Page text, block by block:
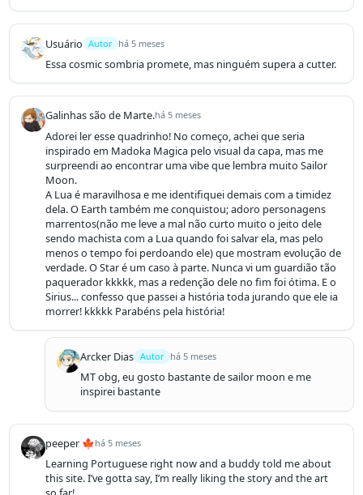
Usuário Autor há 5 meses
Essa cosmic sombria promete, mas ninguém supera a cutter.
Galinhas são de Marte.há 5 meses
Adorei ler esse quadrinho! No começo, achei que seria
inspirado em Madoka Magica pelo visual da capa, mas me
surpreendi ao encontrar uma vibe que lembra muito Sailor
Moon.
A Lua é maravilhosa e me identifiquei demais com a timidez
dela. O Earth também me conquistou; adoro personagens
marrentos(não me leve a mal não curto muito o jeito dele
sendo machista com a Lua quando foi salvar ela, mas pelo
menos o tempo foi perdoando ele) que mostram evolução de
verdade. O Star é um caso à parte. Nunca vi um guardião tão
paquerador kkkkk, mas a redenção dele no fim foi ótima. E o
Sirius... confesso que passei a história toda jurando que ele ia
morrer! kkkkk Parabéns pela história!
Arcker Dias Autor há 5 meses
MT obg, eu gosto bastante de sailor moon e me
inspirei bastante
peeper 🍁há 5 meses
Learning Portuguese right now and a buddy told me about
this site. I’ve gotta say, I’m really liking the story and the art